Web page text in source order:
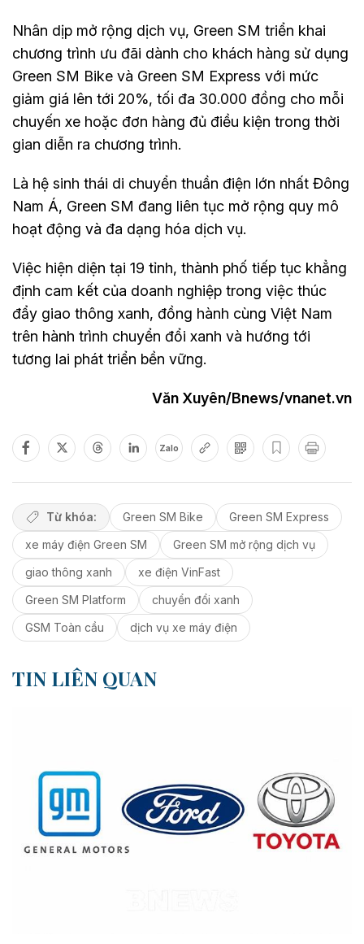
Nhân dịp mở rộng dịch vụ, Green SM triển khai
chương trình ưu đãi dành cho khách hàng sử dụng
Green SM Bike và Green SM Express với mức
giảm giá lên tới 20%, tối đa 30.000 đồng cho mỗi
chuyến xe hoặc đơn hàng đủ điều kiện trong thời
gian diễn ra chương trình.
Là hệ sinh thái di chuyển thuần điện lớn nhất Đông
Nam Á, Green SM đang liên tục mở rộng quy mô
hoạt động và đa dạng hóa dịch vụ.
Việc hiện diện tại 19 tỉnh, thành phố tiếp tục khẳng
định cam kết của doanh nghiệp trong việc thúc
đẩy giao thông xanh, đồng hành cùng Việt Nam
trên hành trình chuyển đổi xanh và hướng tới
tương lai phát triển bền vững.
Văn Xuyên/Bnews/vnanet.vn
Zalo
Từ khóa: Green SM Bike
Green SM Express
xe máy điện Green SM
Green SM mở rộng dịch vụ
giao thông xanh
xe điện VinFast
Green SM Platform
chuyển đổi xanh
GSM Toàn cầu
dịch vụ xe máy điện
TIN LIÊN QUAN